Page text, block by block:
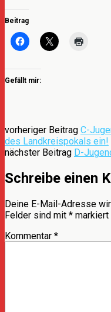
Beitrag
Gefällt mir:
vorheriger Beitrag C-
des Landkreispokals ein!
nächster Beitrag D-
Schreibe einen
Deine E-Mail-Adresse
Felder sind mit * markiert
Kommentar *